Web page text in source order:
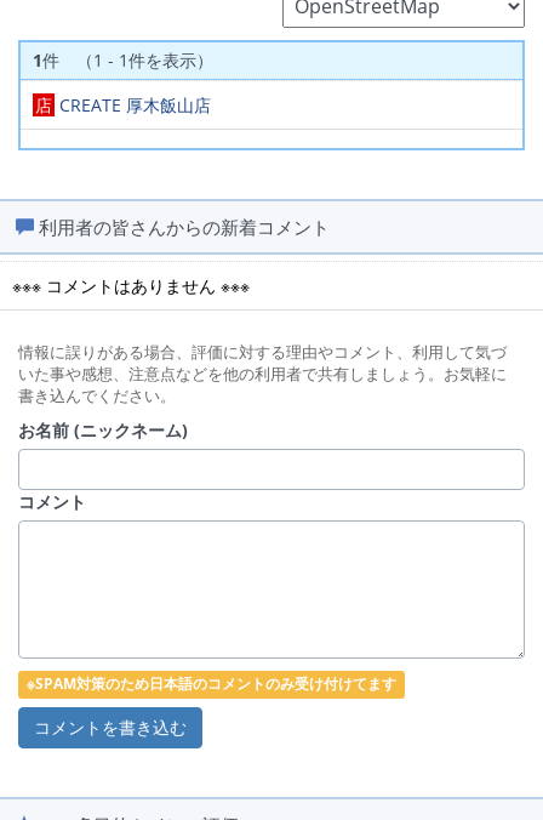
1件 （1 - 1件を表示）
店 CREATE 厚木飯山店
利用者の皆さんからの新着コメント
※※※ コメントはありません ※※※
情報に誤りがある場合、評価に対する理由やコメント、利用して気づ
いた事や感想、注意点などを他の利用者で共有しましょう。お気軽に
書き込んでください。
お名前 (ニックネーム)
コメント
※SPAM対策のため日本語のコメントのみ受け付けてます